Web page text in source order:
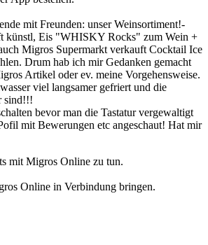
mit Freunden: unser Weinsortiment!-
künstl, Eis "WHISKY Rocks" zum Wein +
Migros Supermarkt verkauft Cocktail Ice
Drum hab ich mir Gedanken gemacht
Artikel oder ev. meine Vorgehensweise.
viel langsamer gefriert und die
sind!!!
bevor man die Tastatur vergewaltigt
mit Bewerungen etc angeschaut! Hat mir
mit Migros Online zu tun.
Online in Verbindung bringen.